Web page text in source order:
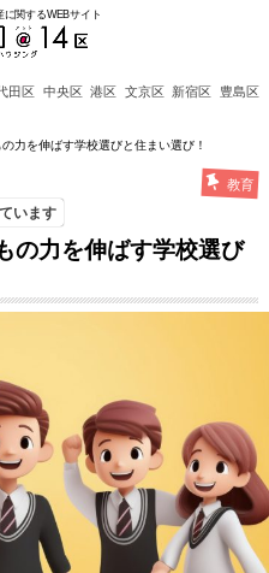
関するWEBサイト
田区 中央区 港区 文京区 新宿区
豊島区
力を伸ばす学校選びと住まい選び！
教育
います
の力を伸ばす学校選び